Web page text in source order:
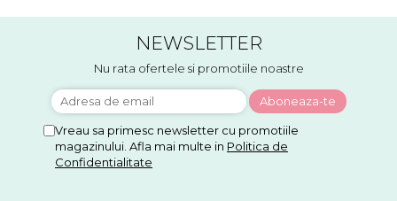
NEWSLETTER
Nu rata ofertele si promotiile noastre
Vreau sa primesc newsletter cu promotiile
magazinului. Afla mai multe in Politica de
Confidentialitate